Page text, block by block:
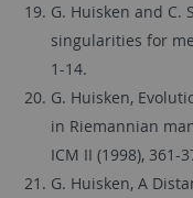
G. Huisken and C.
singularities for
1-14.
G. Huisken,
in Riemannian
ICM II (1998), 361-
G. Huisken, A